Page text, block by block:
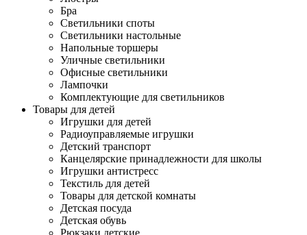
Бра
Светильники споты
Светильники настольные
Напольные торшеры
Уличные светильники
Офисные светильники
Лампочки
Комплектующие для светильников
Товары для детей
Игрушки для детей
Радиоуправляемые игрушки
Детский транспорт
Канцелярские принадлежности для школы
Игрушки антистресс
Текстиль для детей
Товары для детской комнаты
Детская посуда
Детская обувь
Рюкзаки детские